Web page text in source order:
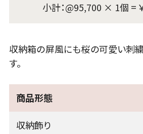
小計：@95,700 × 1個 =
収納箱の屏風にも桜の可愛い刺繍
す。
商品形態
収納飾り